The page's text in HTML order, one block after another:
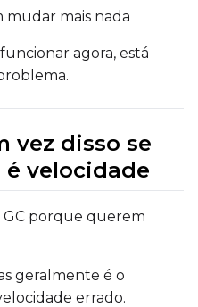
mudar mais nada
agora, está
vez disso se
velocidade
GC porque querem
geralmente é o
errado.